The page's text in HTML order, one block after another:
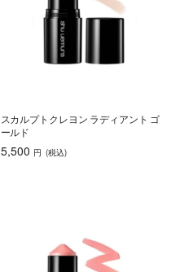
スカルプトクレヨン ラディアント ゴ
ールド
5,500 円 (税込)